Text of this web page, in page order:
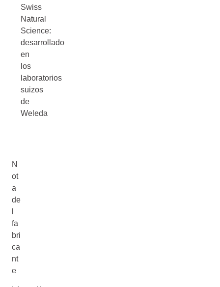
Swiss
Natural
Science:
desarrollado
en
los
laboratorios
suizos
de
Weleda
N
ot
a
de
fa
bri
ca
nt
e